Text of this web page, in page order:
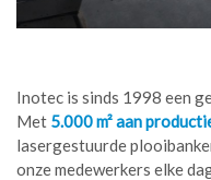
Inotec is sinds 1998 een
Met 5.000 m² aan
lasergestuurde
onze medewerkers elke